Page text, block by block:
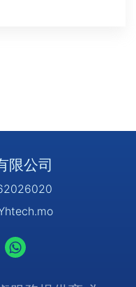
下門市購物購物卡
二維碼……支持支付
限公司